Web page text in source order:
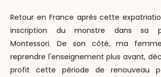
Retour en France après cette
inscription du monstre dans sa
Montessori. De son côté, ma
reprendre l'enseignement plus avant,
profit cette période de renouveau